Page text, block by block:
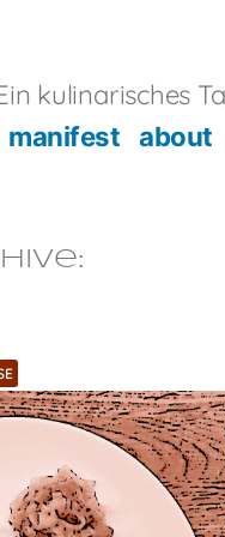
kulinarisches
manifest about